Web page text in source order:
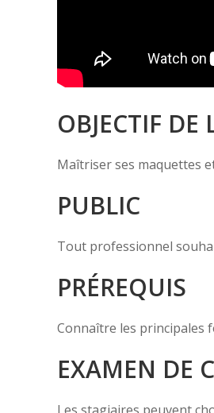
OBJECTIF
Maîtriser ses maquettes
PUBLIC
Tout professionnel
PRÉREQUIS
Connaître les principales
EXAMEN DE